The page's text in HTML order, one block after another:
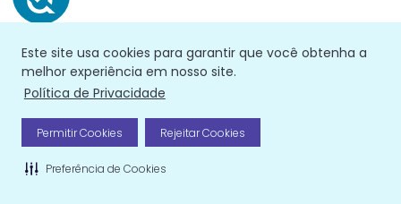
Este site usa cookies para garantir que você obtenha a
melhor experiência em nosso site.
Política de Privacidade
Permitir Cookies Rejeitar Cookies
Preferência de Cookies